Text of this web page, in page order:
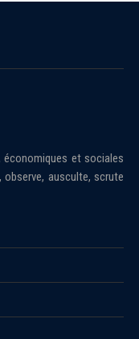
et sociales
ausculte, scrute